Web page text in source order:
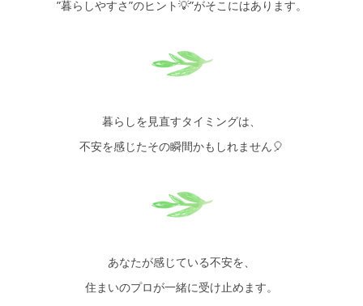
”暮らしやすさ”のヒント💡”がそこにはあります。
暮らしを見直すタイミングは、
不安を感じたその瞬間かもしれません🎈
あなたが感じている不安を、
住まいのプロが一緒に受け止めます。